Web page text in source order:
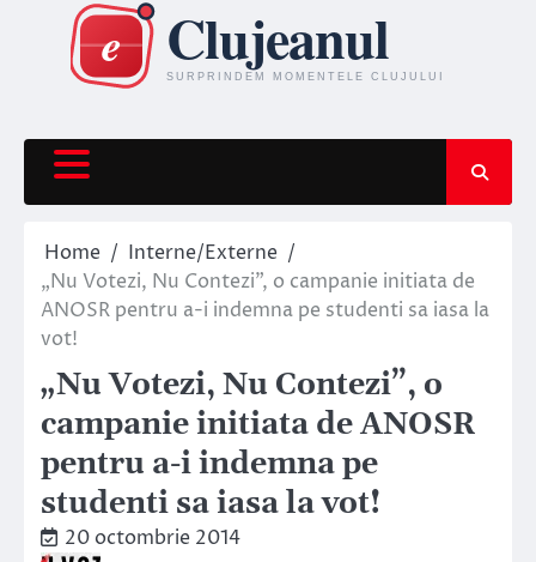
content
Home
Interne/Externe
„Nu Votezi, Nu Contezi”, o campanie initiata de
ANOSR pentru a-i indemna pe studenti sa iasa la
vot!
„Nu Votezi, Nu Contezi”, o
campanie initiata de ANOSR
pentru a-i indemna pe
studenti sa iasa la vot!
20 octombrie 2014